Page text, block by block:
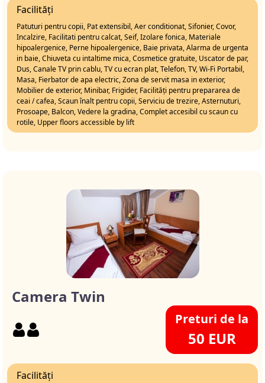
Facilități
Patuturi pentru copii, Pat extensibil, Aer conditionat, Sifonier, Covor,
Incalzire, Facilitati pentru calcat, Seif, Izolare fonica, Materiale
hipoalergenice, Perne hipoalergenice, Baie privata, Alarma de urgenta
in baie, Chiuveta cu intaltime mica, Cosmetice gratuite, Uscator de par,
Dus, Canale TV prin cablu, TV cu ecran plat, Telefon, TV, Wi-Fi Portabil,
Masa, Fierbator de apa electric, Zona de servit masa in exterior,
Mobilier de exterior, Minibar, Frigider, Facilități pentru prepararea de
ceai / cafea, Scaun înalt pentru copii, Serviciu de trezire, Asternuturi,
Prosoape, Balcon, Vedere la gradina, Complet accesibil cu scaun cu
rotile, Upper floors accessible by lift
Camera Twin
Preturi de la
50 EUR
Facilități